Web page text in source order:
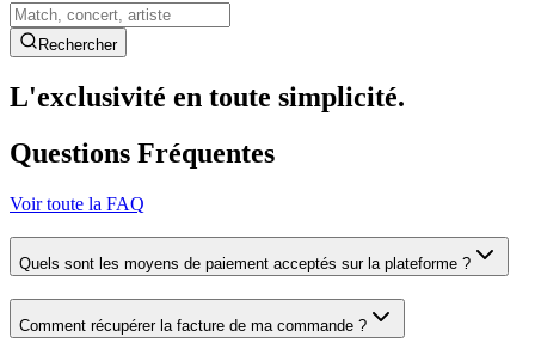
Rechercher
L'exclusivité en toute simplicité.
Questions Fréquentes
Voir toute la FAQ
Quels sont les moyens de paiement acceptés sur la plateforme ?
Comment récupérer la facture de ma commande ?